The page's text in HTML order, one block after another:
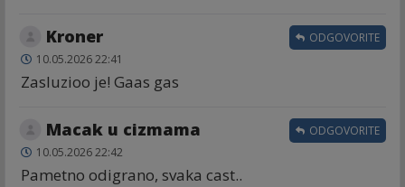
Kroner
10.05.2026 22:41
Zasluzioo je! Gaas gas
ODGOVORITE
Macak u cizmama
10.05.2026 22:42
Pametno odigrano, svaka cast..
ODGOVORITE